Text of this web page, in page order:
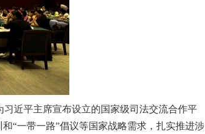
近平主席宣布设立的国家级司法交流合作平
“一带一路”倡议等国家战略需求，扎实推进涉